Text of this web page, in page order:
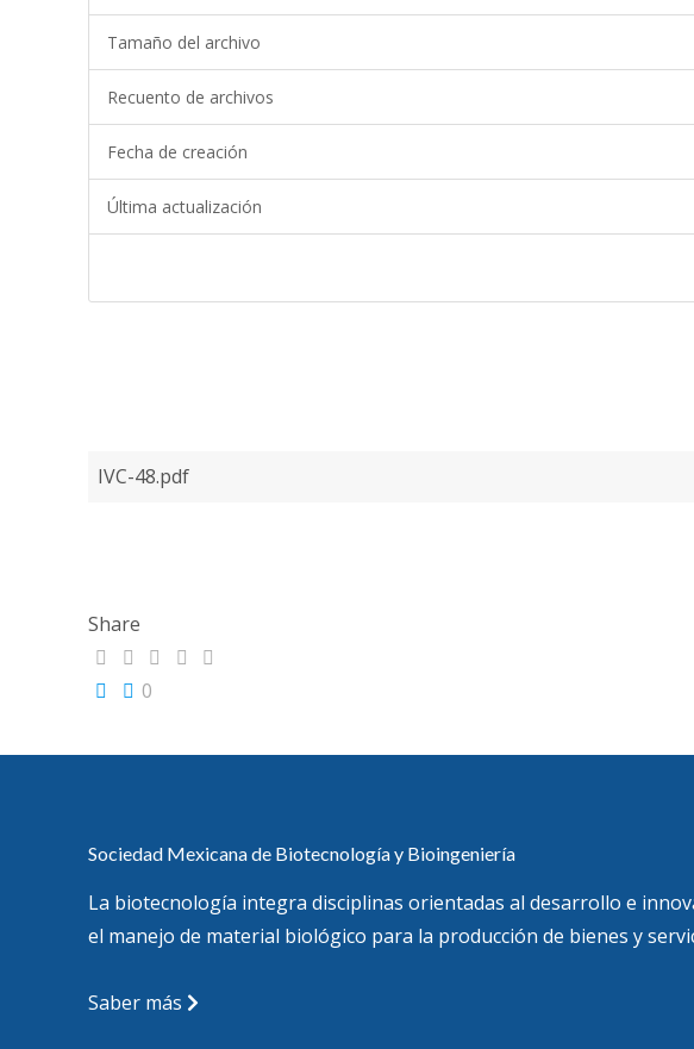
Tamaño del archivo
Recuento de archivos
Fecha de creación
Última actualización
IVC-48.pdf
Share
0
Sociedad Mexicana de Biotecnología y Bioingeniería
La biotecnología integra disciplinas orientadas al desarrollo e
el manejo de material biológico para la producción de bienes y
Saber más